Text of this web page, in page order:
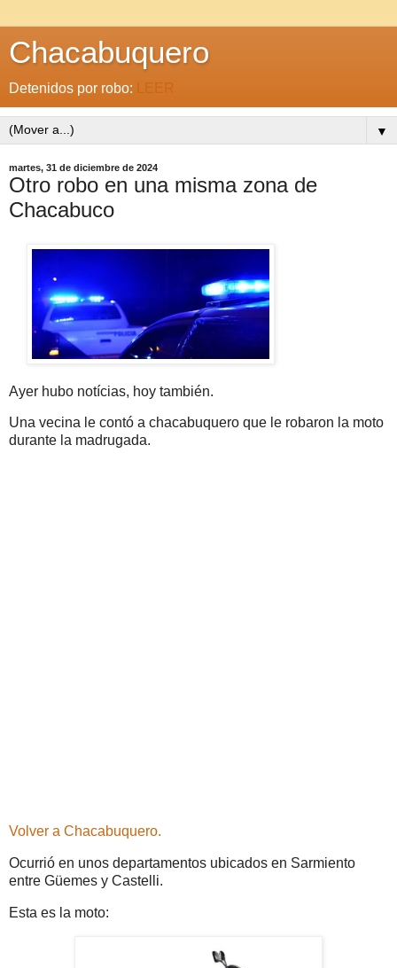
Chacabuquero
Detenidos por robo: LEER
▼
martes, 31 de diciembre de 2024
Otro robo en una misma zona de
Chacabuco
Ayer hubo notícias, hoy también.
Una vecina le contó a chacabuquero que le robaron la moto
durante la madrugada.
Volver a Chacabuquero.
Ocurrió en unos departamentos ubicados en Sarmiento
entre Güemes y Castelli.
Esta es la moto: